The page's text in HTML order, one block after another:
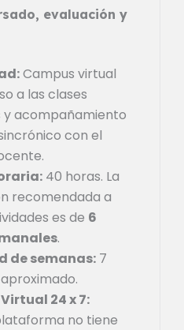
evaluación y
Campus virtual
a las clases
y acompañamiento
con el
40 horas. La
recomendada a
es de 6
.
de semanas: 7
24 x 7:
no tiene